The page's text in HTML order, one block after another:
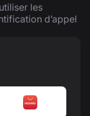
les
d’appel